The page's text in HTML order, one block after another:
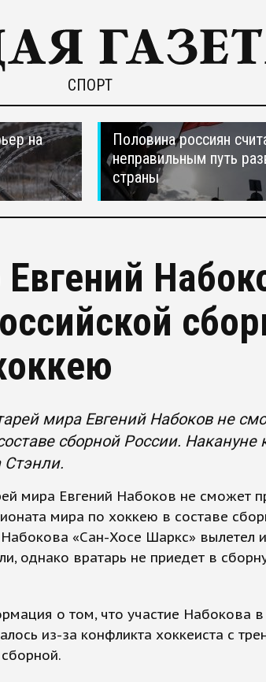
СПОРТ
на
Половина россиян
неправильным путь
страны
Евгений
мира Евгений Набоков не
сборной России.
мира Евгений Набоков не сможет
мира по хоккею в составе
«Сан-Хосе Шаркс» вылетел
однако вратарь не приедет в
о том, что участие Набокова в
из-за конфликта хоккеиста с